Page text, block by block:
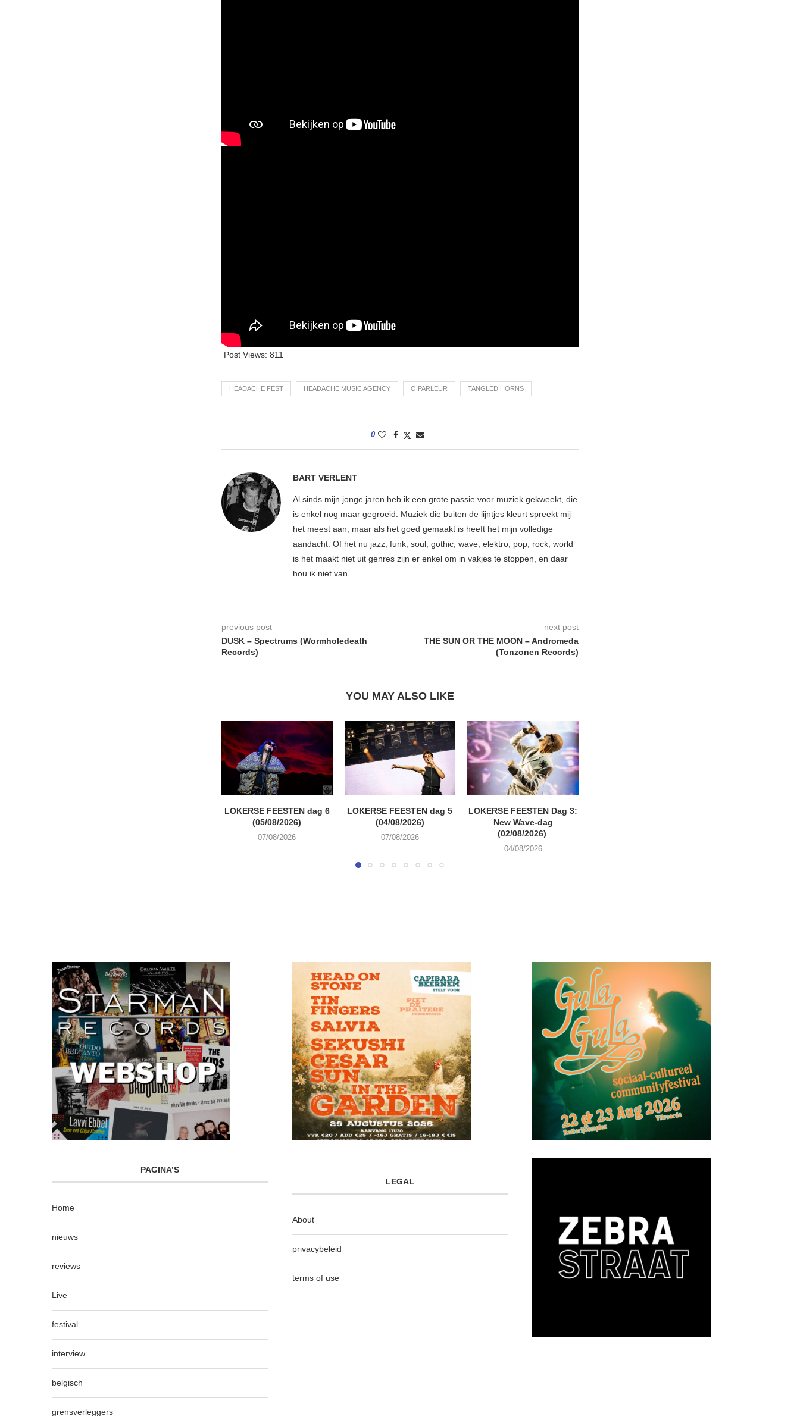
Post Views: 811
HEADACHE FEST HEADACHE MUSIC AGENCY O PARLEUR TANGLED HORNS
0
BART VERLENT
Al sinds mijn jonge jaren heb ik een grote passie voor muziek gekweekt, die
is enkel nog maar gegroeid. Muziek die buiten de lijntjes kleurt spreekt mij
het meest aan, maar als het goed gemaakt is heeft het mijn volledige
aandacht. Of het nu jazz, funk, soul, gothic, wave, elektro, pop, rock, world
is het maakt niet uit genres zijn er enkel om in vakjes te stoppen, en daar
hou ik niet van.
previous post
DUSK – Spectrums (Wormholedeath
Records)
next post
THE SUN OR THE MOON – Andromeda
(Tonzonen Records)
YOU MAY ALSO LIKE
LOKERSE FEESTEN dag 6
(05/08/2026)
07/08/2026
LOKERSE FEESTEN dag 5
(04/08/2026)
07/08/2026
LOKERSE FEESTEN Dag 3:
New Wave-dag
(02/08/2026)
04/08/2026
PAGINA’S
Home
nieuws
reviews
Live
festival
interview
belgisch
grensverleggers
LEGAL
About
privacybeleid
terms of use